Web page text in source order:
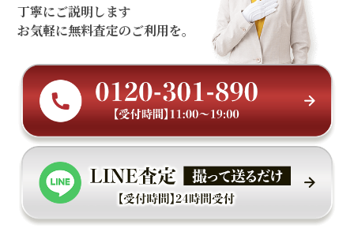
丁寧にご説明します
お気軽に無料査定のご利用を。